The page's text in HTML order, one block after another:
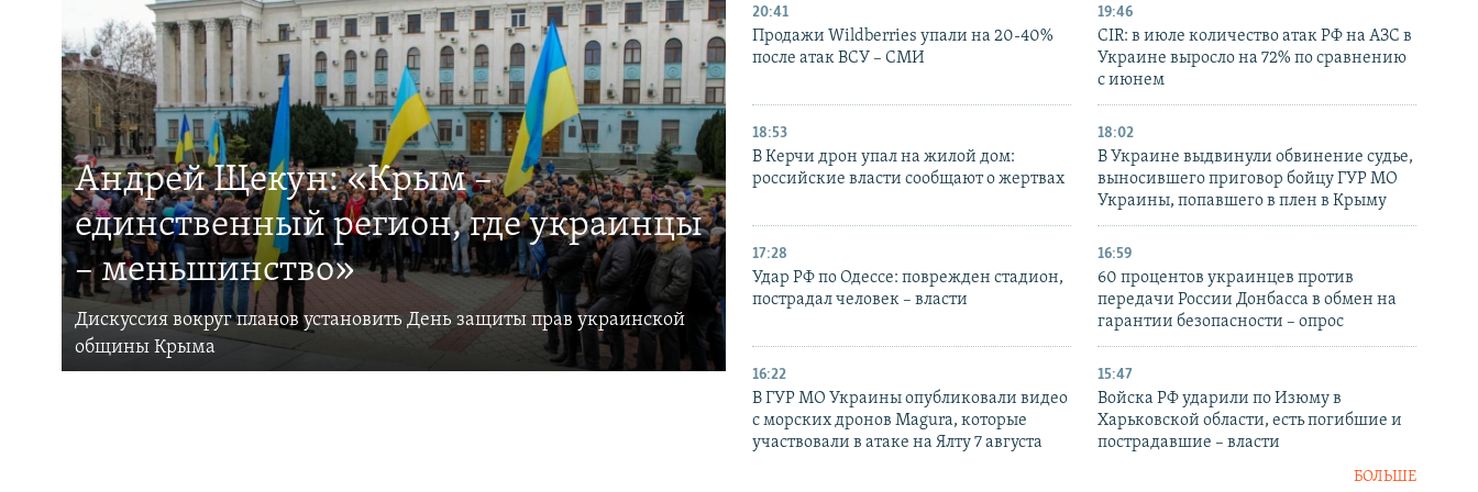
Андрей Щекун: «Крым –
единственный регион, где украинцы
– меньшинство»
Дискуссия вокруг планов установить День защиты прав украинской
общины Крыма
20:41
Продажи Wildberries упали на 20-40%
после атак ВСУ – СМИ
19:46
CIR: в июле количество атак РФ на АЗС в
Украине выросло на 72% по сравнению
с июнем
18:53
В Керчи дрон упал на жилой дом:
российские власти сообщают о жертвах
18:02
В Украине выдвинули обвинение судье,
выносившего приговор бойцу ГУР МО
Украины, попавшего в плен в Крыму
17:28
Удар РФ по Одессе: поврежден стадион,
пострадал человек – власти
16:59
60 процентов украинцев против
передачи России Донбасса в обмен на
гарантии безопасности – опрос
16:22
В ГУР МО Украины опубликовали видео
с морских дронов Magura, которые
участвовали в атаке на Ялту 7 августа
15:47
Войска РФ ударили по Изюму в
Харьковской области, есть погибшие и
пострадавшие – власти
БОЛЬШЕ